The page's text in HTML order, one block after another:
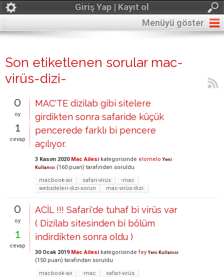
Giriş Yap | Kayıt ol
Menüyü göster
Son etiketlenen sorular mac-
virüs-dizi-
0
oy
1
cevap
MAC'TE dizilab gibi sitelere
girdikten sonra safaride küçük
pencerede farklı bi pencere
açılıyor.
3 Kasım 2020 Mac Ailesi kategorisinde elomelo Yeni
Kullanıcı (160 puan) tarafından soruldu
macbook-air
safari-virüs
-mac
websiteleri-dizi-sorun
mac-virüs-dizi-
0
oy
1
cevap
ACİL !!! Safari'de tuhaf bi virüs var
( Dizilab sitesinden bi bölüm
indirdikten sonra oldu )
30 Ocak 2019 Mac Ailesi kategorisinde fey Yeni Kullanıcı
(150 puan) tarafından soruldu
macbook-air
-mac
safari-virüs